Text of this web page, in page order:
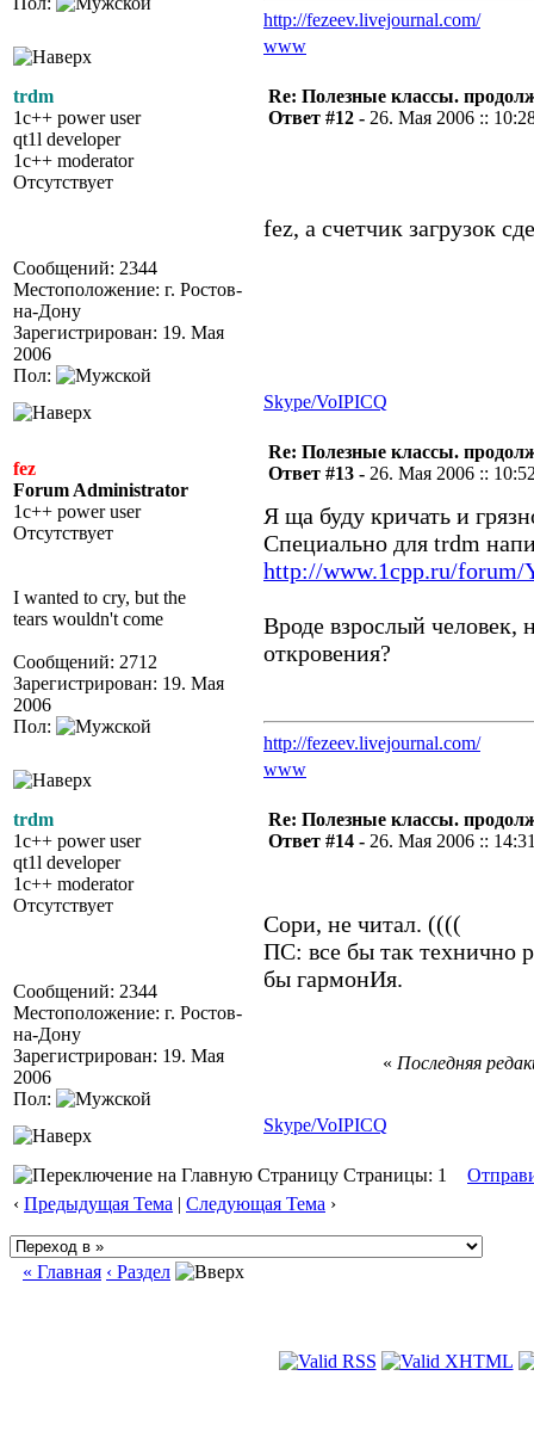
http://fezeev.livejournal.com/
www
trdm
1c++ power user
qt1l developer
1c++ moderator
Отсутствует
Сообщений: 2344
Местоположение: г. Ростов-
на-Дону
Зарегистрирован: 19. Мая
2006
Пол:
Re: Полезные классы.
Ответ #12 - 26. Мая 2006 ::
fez, а счетчик загрузок
Skype/VoIPICQ
fez
Forum Administrator
1c++ power user
Отсутствует
I wanted to cry, but the
tears wouldn't come
Сообщений: 2712
Зарегистрирован: 19. Мая
2006
Пол:
Re: Полезные классы.
Ответ #13 - 26. Мая 2006 ::
Я ща буду кричать и
Специально для trdm
http://www.1cpp.ru/forum/
Вроде взрослый человек,
откровения?
http://fezeev.livejournal.com/
www
trdm
1c++ power user
qt1l developer
1c++ moderator
Отсутствует
Сообщений: 2344
Местоположение: г. Ростов-
на-Дону
Зарегистрирован: 19. Мая
2006
Пол:
Re: Полезные классы.
Ответ #14 - 26. Мая 2006 ::
Сори, не читал. ((((
ПС: все бы так технично
бы гармонИя.
« Последняя
Skype/VoIPICQ
Страницы: 1
‹ Предыдущая Тема | Следующая Тема ›
« Главная ‹ Раздел